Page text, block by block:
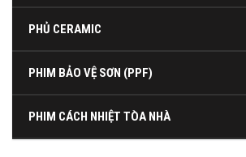
PHỦ CERAMIC
PHIM BẢO VỆ SƠN (PPF)
PHIM CÁCH NHIỆT TÒA NHÀ